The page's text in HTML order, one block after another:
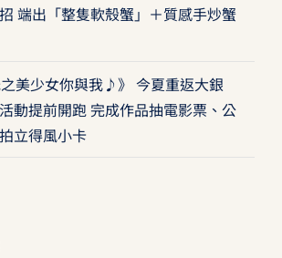
端出「整隻軟殼蟹」＋質感手炒蟹
美少女你與我♪》 今夏重返大銀
動提前開跑 完成作品抽電影票、公
立得風小卡